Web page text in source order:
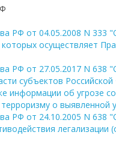
РФ от 04.05.2008 N 333
осуществляет
РФ от 27.05.2017 N 638
субъектов
информации об угрозе
о выявленной
РФ от 24.10.2005 N 638